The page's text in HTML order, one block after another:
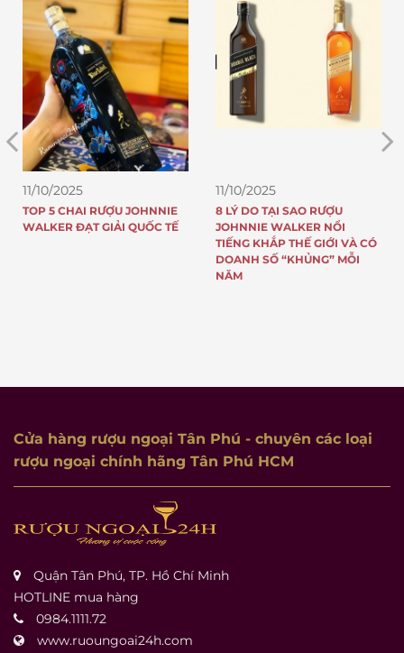
11/10/2025
TOP 5 CHAI RƯỢU JOHNNIE
WALKER ĐẠT GIẢI QUỐC TẾ
11/10/2025
8 LÝ DO TẠI SAO RƯỢU
JOHNNIE WALKER NỔI
TIẾNG KHẮP THẾ GIỚI VÀ CÓ
DOANH SỐ “KHỦNG” MỖI
NĂM
Cửa hàng rượu ngoại Tân Phú - chuyên các loại
rượu ngoại chính hãng Tân Phú HCM
Quận Tân Phú, TP. Hồ Chí Minh
HOTLINE mua hàng
0984.1111.72
www.ruoungoai24h.com